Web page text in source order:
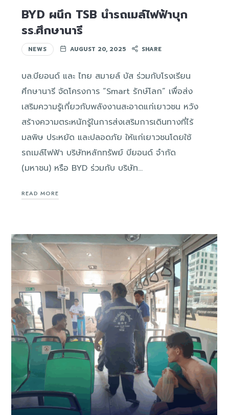
BYD ผนึก TSB นำรถเมล์ไฟฟ้าบุก
รร.ศึกษานารี
NEWS AUGUST 20, 2025 SHARE
บล.บียอนด์ และ ไทย สมายล์ บัส ร่วมกับโรงเรียน
ศึกษานารี จัดโครงการ “Smart รักษ์โลก” เพื่อส่ง
เสริมความรู้เกี่ยวกับพลังงานสะอาดแก่เยาวชน หวัง
สร้างความตระหนักรู้ในการส่งเสริมการเดินทางที่ไร้
มลพิษ ประหยัด และปลอดภัย ให้แก่เยาวชนโดยใช้
รถเมล์ไฟฟ้า บริษัทหลักทรัพย์ บียอนด์ จำกัด
(มหาชน) หรือ BYD ร่วมกับ บริษัท…
READ MORE